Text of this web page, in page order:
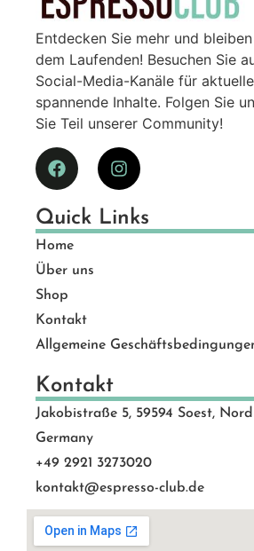
Entdecken Sie mehr und
dem Laufenden! Besuchen Sie
Social-Media-Kanäle für
spannende Inhalte. Folgen Sie
Sie Teil unserer Community!
Quick Links
Home
Über uns
Shop
Kontakt
Allgemeine
Kontakt
Jakobistraße 5, 59594 Soest,
Germany
+49 2921 3273020
kontakt@espresso-club.de